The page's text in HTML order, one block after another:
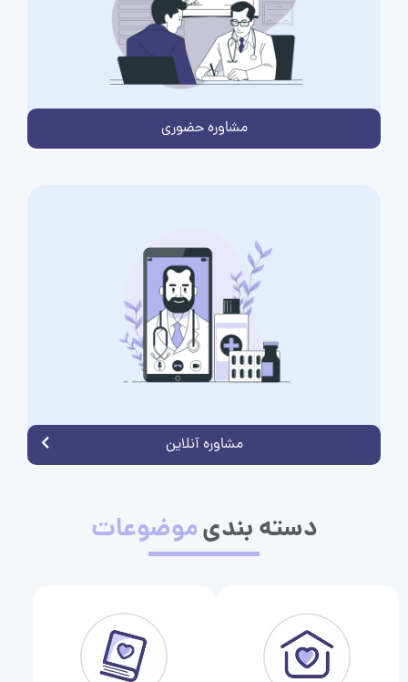
مشاوره حضوری
مشاوره آنلاین
دسته بندیموضوعات